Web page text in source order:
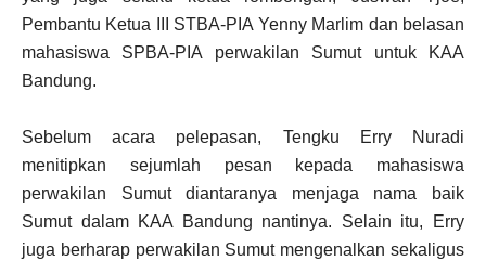
Pembantu Ketua III STBA-PIA Yenny Marlim dan belasan
mahasiswa SPBA-PIA perwakilan Sumut untuk KAA
Bandung.
Sebelum acara pelepasan, Tengku Erry Nuradi
menitipkan sejumlah pesan kepada mahasiswa
perwakilan Sumut diantaranya menjaga nama baik
Sumut dalam KAA Bandung nantinya. Selain itu, Erry
juga berharap perwakilan Sumut mengenalkan sekaligus